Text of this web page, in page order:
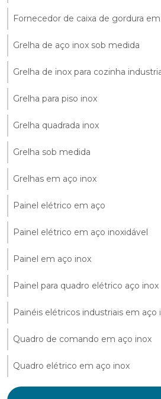
Fornecedor de caixa de gordura
Grelha de aço inox sob medida
Grelha de inox para cozinha
Grelha para piso inox
Grelha quadrada inox
Grelha sob medida
Grelhas em aço inox
Painel elétrico em aço
Painel elétrico em aço inoxidável
Painel em aço inox
Painel para quadro elétrico aço inox
Painéis elétricos industriais em aço
Quadro de comando em aço inox
Quadro elétrico em aço inox